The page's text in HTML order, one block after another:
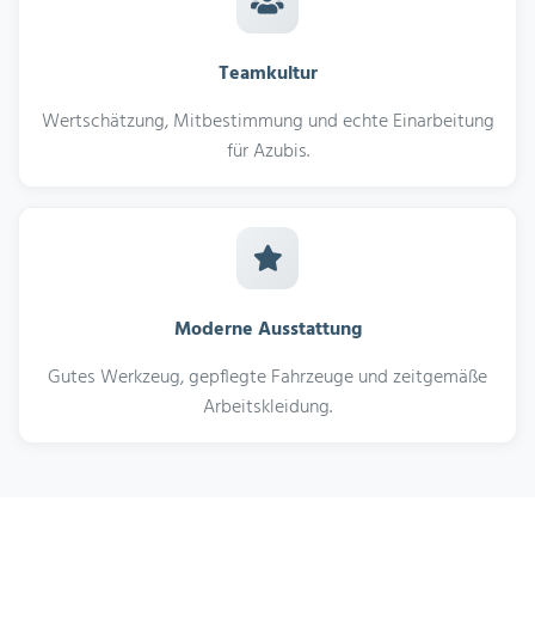
Teamkultur
Wertschätzung, Mitbestimmung und echte Einarbeitung
für Azubis.
Moderne Ausstattung
Gutes Werkzeug, gepflegte Fahrzeuge und zeitgemäße
Arbeitskleidung.